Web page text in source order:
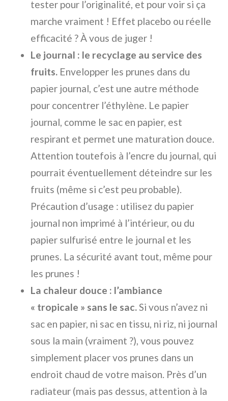
tester pour l’originalité, et pour voir si ça
marche vraiment ! Effet placebo ou réelle
efficacité ? À vous de juger !
Le journal : le recyclage au service des
fruits. Envelopper les prunes dans du
papier journal, c’est une autre méthode
pour concentrer l’éthylène. Le papier
journal, comme le sac en papier, est
respirant et permet une maturation douce.
Attention toutefois à l’encre du journal, qui
pourrait éventuellement déteindre sur les
fruits (même si c’est peu probable).
Précaution d’usage : utilisez du papier
journal non imprimé à l’intérieur, ou du
papier sulfurisé entre le journal et les
prunes. La sécurité avant tout, même pour
les prunes !
La chaleur douce : l’ambiance
« tropicale » sans le sac.Si vous n’avez ni
sac en papier, ni sac en tissu, ni riz, ni journal
sous la main (vraiment ?), vous pouvez
simplement placer vos prunes dans un
endroit chaud de votre maison. Près d’un
radiateur (mais pas dessus, attention à la